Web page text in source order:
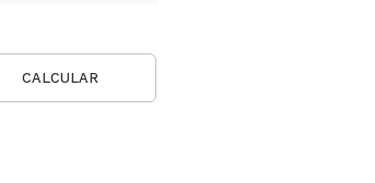
CALCULAR